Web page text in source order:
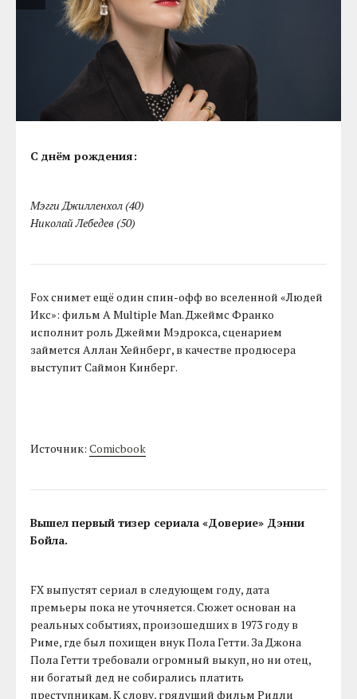
С днём рождения:
Мэгги Джилленхол (40)
Николай Лебедев (50)
Fox снимет ещё один спин-офф во вселенной «Людей
Икс»: фильм A Multiple Man. Джеймс Франко
исполнит роль Джейми Мэдрокса, сценарием
займется Аллан Хейнберг, в качестве продюсера
выступит Саймон Кинберг.
Источник:Comicbook
Вышел первый тизер сериала «Доверие» Дэнни
Бойла.
FX выпустят сериал в следующем году, дата
премьеры пока не уточняется. Сюжет основан на
реальных событиях, произошедших в 1973 году в
Риме, где был похищен внук Пола Гетти. За Джона
Пола Гетти требовали огромный выкуп, но ни отец,
ни богатый дед не собирались платить
преступникам. К слову, грядущий фильм Ридли